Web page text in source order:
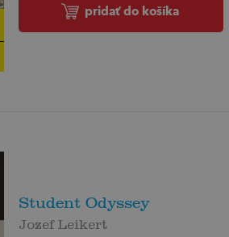
pridať do košíka
Student Odyssey
Jozef Leikert